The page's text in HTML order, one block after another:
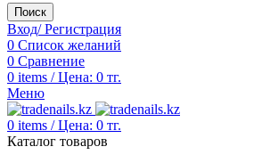
Поиск
Вход/ Регистрация
0 Список желаний
0 Сравнение
0 items / Цена: 0 тг.
Меню
0 items / Цена: 0 тг.
Каталог товаров